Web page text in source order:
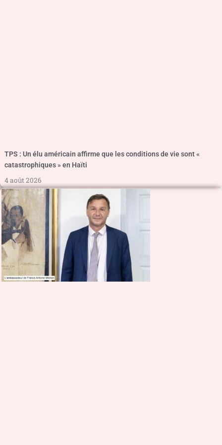
TPS : Un élu américain affirme que les conditions de vie sont «
catastrophiques » en Haïti
4 août 2026